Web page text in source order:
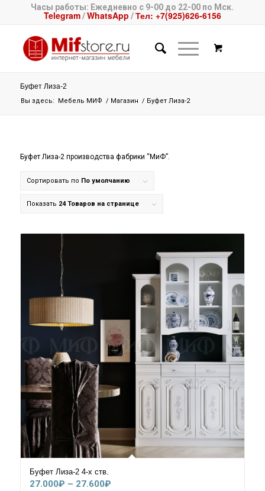
Часы работы: Ежедневно с 9-00 до 22-00 по Мск.
Telegram/WhatsApp /Тел: +7(925)626-6156
Буфет Лиза-2
Вы здесь: Мебель МИФ / Магазин / Буфет Лиза-2
Буфет Лиза-2 производства фабрики “МиФ”.
Сортировать по По умолчанию
Показать 24 Товаров на странице
Буфет Лиза-2 4-х ств.
27.000₽ – 27.600₽Диапазон